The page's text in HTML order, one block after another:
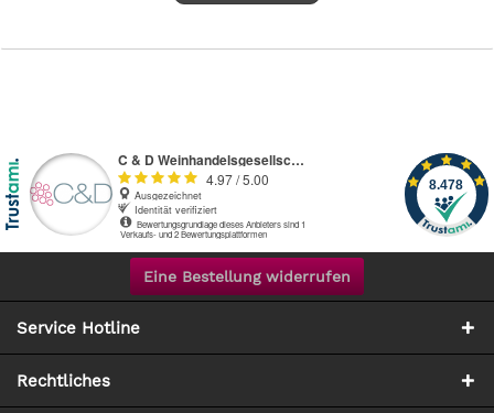
Eine Bestellung widerrufen
Service Hotline
Rechtliches